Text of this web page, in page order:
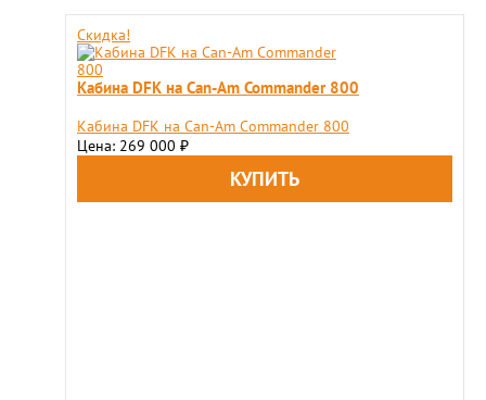
Скидка!
Кабина DFK на Can-Am Commander 800
Кабина DFK на Can-Am Commander 800
Цена: 269 000 ₽